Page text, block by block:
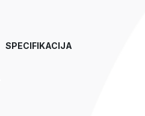
SPECIFIKACIJA